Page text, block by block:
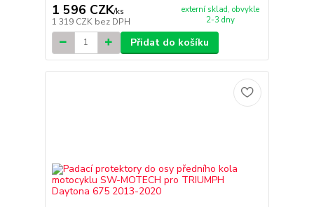
1 596 CZK/ks
1 319 CZK bez DPH
externí sklad, obvykle
2-3 dny
Přidat do košíku